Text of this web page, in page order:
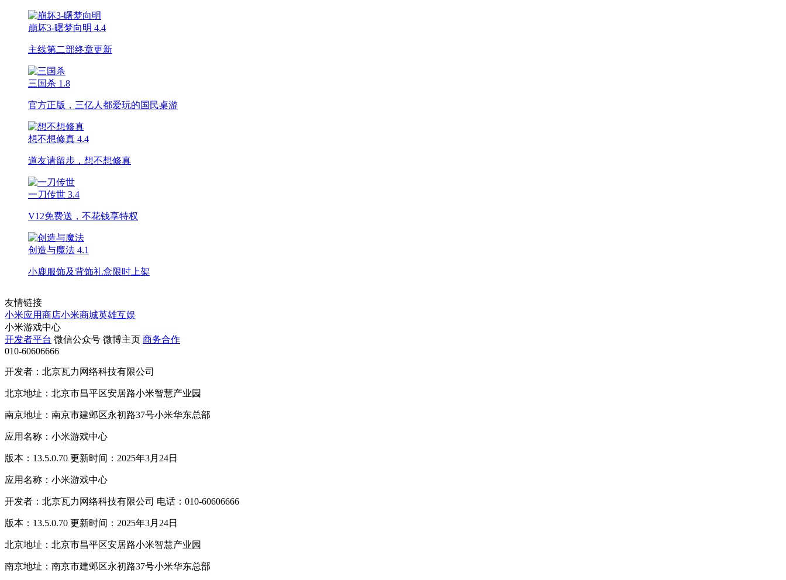
崩坏3-曙梦向明 4.4
主线第二部终章更新
三国杀 1.8
官方正版，三亿人都爱玩的国民桌游
想不想修真 4.4
道友请留步，想不想修真
一刀传世 3.4
V12免费送，不花钱享特权
创造与魔法 4.1
小鹿服饰及背饰礼盒限时上架
友情链接
小米应用商店小米商城英雄互娱
小米游戏中心
开发者平台 微信公众号 微博主页 商务合作
010-60606666
开发者：北京瓦力网络科技有限公司
北京地址：北京市昌平区安居路小米智慧产业园
南京地址：南京市建邺区永初路37号小米华东总部
应用名称：小米游戏中心
版本：13.5.0.70 更新时间：2025年3月24日
应用名称：小米游戏中心
开发者：北京瓦力网络科技有限公司 电话：010-60606666
版本：13.5.0.70 更新时间：2025年3月24日
北京地址：北京市昌平区安居路小米智慧产业园
南京地址：南京市建邺区永初路37号小米华东总部